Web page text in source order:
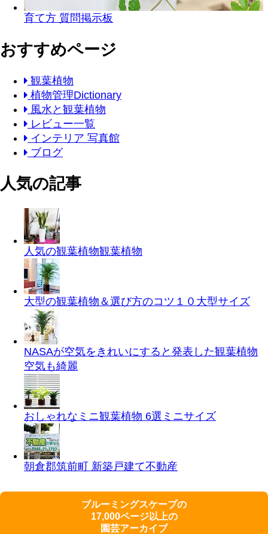
育て方 質問掲示板
おすすめページ
観葉植物
植物管理Dictionary
風水と観葉植物
レビュー一覧
インテリア 写真館
ブログ
人気の記事
人気の観葉植物観葉植物
大型の観葉植物＆選び方のコツ１０ 大型サイズ
NASAが空気をきれいにすると発表した観葉植物
空気も綺麗
おしゃれなミニ観葉植物 6選 ミニサイズ
朝倉郡筑前町 新築戸建て不動産
ブルーミングスケープの
17,000ページ以上の
園芸アーカイブ